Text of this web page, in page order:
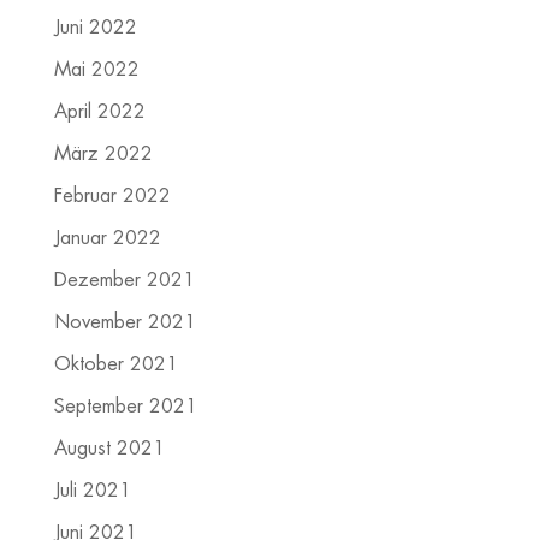
Juni 2022
Mai 2022
April 2022
März 2022
Februar 2022
Januar 2022
Dezember 2021
November 2021
Oktober 2021
September 2021
August 2021
Juli 2021
Juni 2021